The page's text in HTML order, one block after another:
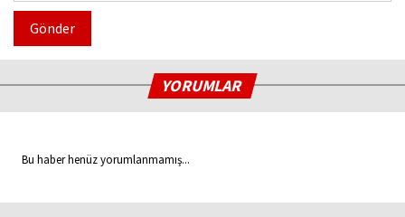
Gönder
YORUMLAR
Bu haber henüz yorumlanmamış...